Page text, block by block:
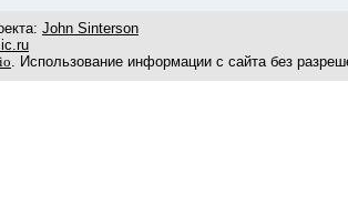
John Sinterson
. Использование информации с сайта без